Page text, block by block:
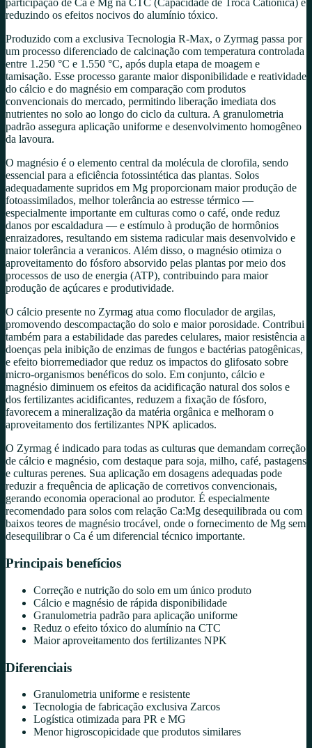
participação de Ca e Mg na CTC (Capacidade de Troca Catiônica) e
reduzindo os efeitos nocivos do alumínio tóxico.
Produzido com a exclusiva Tecnologia R-Max, o Zyrmag passa por
um processo diferenciado de calcinação com temperatura controlada
entre 1.250 °C e 1.550 °C, após dupla etapa de moagem e
tamisação. Esse processo garante maior disponibilidade e reatividade
do cálcio e do magnésio em comparação com produtos
convencionais do mercado, permitindo liberação imediata dos
nutrientes no solo ao longo do ciclo da cultura. A granulometria
padrão assegura aplicação uniforme e desenvolvimento homogêneo
da lavoura.
O magnésio é o elemento central da molécula de clorofila, sendo
essencial para a eficiência fotossintética das plantas. Solos
adequadamente supridos em Mg proporcionam maior produção de
fotoassimilados, melhor tolerância ao estresse térmico —
especialmente importante em culturas como o café, onde reduz
danos por escaldadura — e estímulo à produção de hormônios
enraizadores, resultando em sistema radicular mais desenvolvido e
maior tolerância a veranicos. Além disso, o magnésio otimiza o
aproveitamento do fósforo absorvido pelas plantas por meio dos
processos de uso de energia (ATP), contribuindo para maior
produção de açúcares e produtividade.
O cálcio presente no Zyrmag atua como floculador de argilas,
promovendo descompactação do solo e maior porosidade. Contribui
também para a estabilidade das paredes celulares, maior resistência a
doenças pela inibição de enzimas de fungos e bactérias patogênicas,
e efeito biorremediador que reduz os impactos do glifosato sobre
micro-organismos benéficos do solo. Em conjunto, cálcio e
magnésio diminuem os efeitos da acidificação natural dos solos e
dos fertilizantes acidificantes, reduzem a fixação de fósforo,
favorecem a mineralização da matéria orgânica e melhoram o
aproveitamento dos fertilizantes NPK aplicados.
O Zyrmag é indicado para todas as culturas que demandam correção
de cálcio e magnésio, com destaque para soja, milho, café, pastagens
e culturas perenes. Sua aplicação em dosagens adequadas pode
reduzir a frequência de aplicação de corretivos convencionais,
gerando economia operacional ao produtor. É especialmente
recomendado para solos com relação Ca:Mg desequilibrada ou com
baixos teores de magnésio trocável, onde o fornecimento de Mg sem
desequilibrar o Ca é um diferencial técnico importante.
Principais benefícios
Correção e nutrição do solo em um único produto
Cálcio e magnésio de rápida disponibilidade
Granulometria padrão para aplicação uniforme
Reduz o efeito tóxico do alumínio na CTC
Maior aproveitamento dos fertilizantes NPK
Diferenciais
Granulometria uniforme e resistente
Tecnologia de fabricação exclusiva Zarcos
Logística otimizada para PR e MG
Menor higroscopicidade que produtos similares